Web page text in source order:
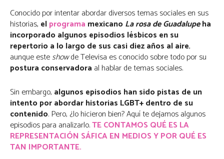
Conocido por intentar abordar diversos temas sociales en sus
historias, elprograma mexicano La rosa de Guadalupeha
incorporado algunos episodios lésbicos en su
repertorio a lo largo de sus casi diez años al aire,
aunque esteshowde Televisa es conocido sobre todo por su
postura conservadora al hablar de temas sociales.
Sin embargo, algunos episodios han sido pistas de un
intento por abordar historias LGBT+ dentro de su
contenido. Pero, ¿lo hicieron bien? Aquí te dejamos algunos
episodios para analizarlo.TE CONTAMOS QUÉ ES LA
REPRESENTACIÓN SÁFICA EN MEDIOS Y POR QUÉ ES
TAN IMPORTANTE.